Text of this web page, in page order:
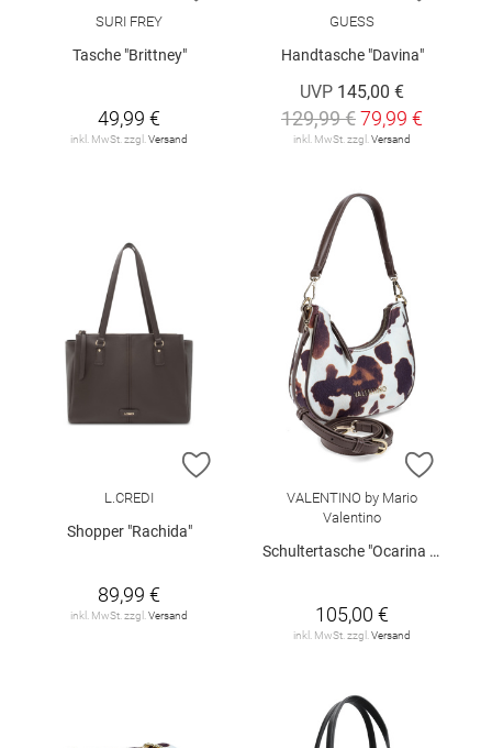
SURI FREY
Tasche "Brittney"
49,99 €
inkl. MwSt. zzgl.Versand
GUESS
Handtasche "Davina"
UVP 145,00 €
129,99 €79,99 €
inkl. MwSt. zzgl.Versand
ZUR WUNSCHLISTE HINZUFÜGEN
L.CREDI
Shopper "Rachida"
89,99 €
inkl. MwSt. zzgl.Versand
ZUR
VALENTINO by Mario
Valentino
Schultertasche "Ocarina Winter"
105,00 €
inkl. MwSt. zzgl.Versand